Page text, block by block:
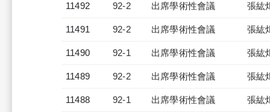
11492 92-2 出席學術性會議 張紘
11491 92-2 出席學術性會議 張紘
11490 92-1 出席學術性會議 張紘
11489 92-2 出席學術性會議 張紘
11488 92-1 出席學術性會議 張紘